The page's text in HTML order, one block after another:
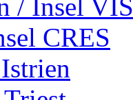
/ Insel VIS
CRES